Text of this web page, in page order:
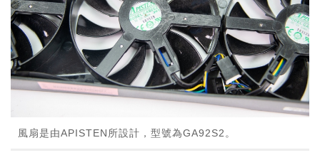
風扇是由APISTEN所設計，型號為GA92S2。